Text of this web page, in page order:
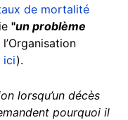
de mortalité
"un problème
ici).
lorsqu’un décès
pourquoi il